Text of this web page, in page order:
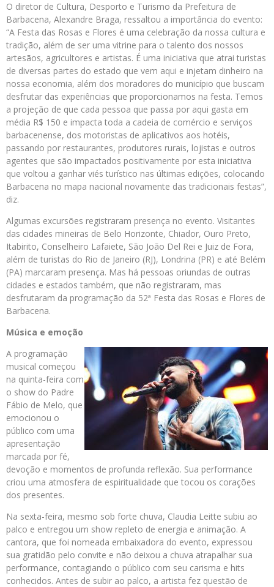
O diretor de Cultura, Desporto e Turismo da Prefeitura de
Barbacena, Alexandre Braga, ressaltou a importância do evento:
“A Festa das Rosas e Flores é uma celebração da nossa cultura e
tradição, além de ser uma vitrine para o talento dos nossos
artesãos, agricultores e artistas. É uma iniciativa que atrai turistas
de diversas partes do estado que vem aqui e injetam dinheiro na
nossa economia, além dos moradores do município que buscam
desfrutar das experiências que proporcionamos na festa. Temos
a projeção de que cada pessoa que passa por aqui gasta em
média R$ 150 e impacta toda a cadeia de comércio e serviços
barbacenense, dos motoristas de aplicativos aos hotéis,
passando por restaurantes, produtores rurais, lojistas e outros
agentes que são impactados positivamente por esta iniciativa
que voltou a ganhar viés turístico nas últimas edições, colocando
Barbacena no mapa nacional novamente das tradicionais festas”,
diz.
Algumas excursões registraram presença no evento. Visitantes
das cidades mineiras de Belo Horizonte, Chiador, Ouro Preto,
Itabirito, Conselheiro Lafaiete, São João Del Rei e Juiz de Fora,
além de turistas do Rio de Janeiro (RJ), Londrina (PR) e até Belém
(PA) marcaram presença. Mas há pessoas oriundas de outras
cidades e estados também, que não registraram, mas
desfrutaram da programação da 52ª Festa das Rosas e Flores de
Barbacena.
Música e emoção
A programação
musical começou
na quinta-feira com
o show do Padre
Fábio de Melo, que
emocionou o
público com uma
apresentação
marcada por fé,
devoção e momentos de profunda reflexão. Sua performance
criou uma atmosfera de espiritualidade que tocou os corações
dos presentes.
Na sexta-feira, mesmo sob forte chuva, Claudia Leitte subiu ao
palco e entregou um show repleto de energia e animação. A
cantora, que foi nomeada embaixadora do evento, expressou
sua gratidão pelo convite e não deixou a chuva atrapalhar sua
performance, contagiando o público com seu carisma e hits
conhecidos. Antes de subir ao palco, a artista fez questão de